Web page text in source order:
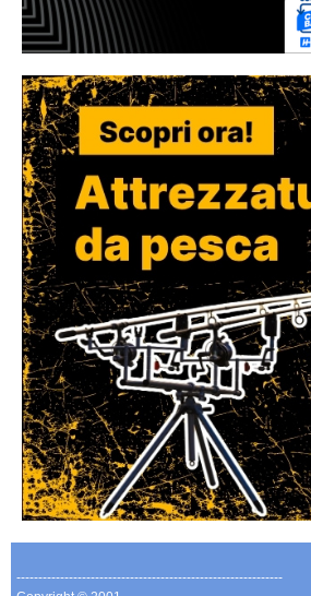
-------------------------------------------------------------